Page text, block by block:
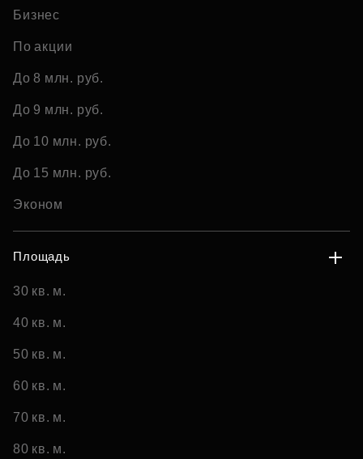
Бизнес
По акции
До 8 млн. руб.
До 9 млн. руб.
До 10 млн. руб.
До 15 млн. руб.
Эконом
Площадь
30 кв. м.
40 кв. м.
50 кв. м.
60 кв. м.
70 кв. м.
80 кв. м.